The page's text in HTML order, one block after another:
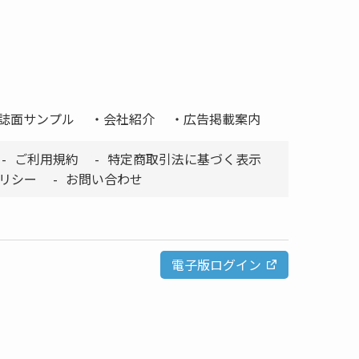
面サンプル 会社紹介 広告掲載案内
ご利用規約
特定商取引法に基づく表示
シー
お問い合わせ
電子版ログイン